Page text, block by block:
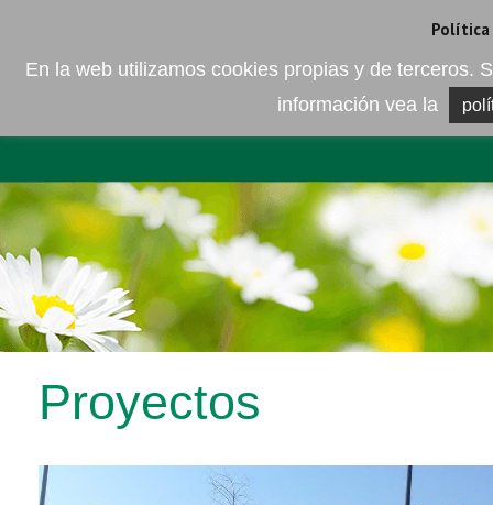
EMPRESA ELEMENTO DEL
Proyectos
Política
En la web utilizamos cookies propias y de terceros.
información vea la